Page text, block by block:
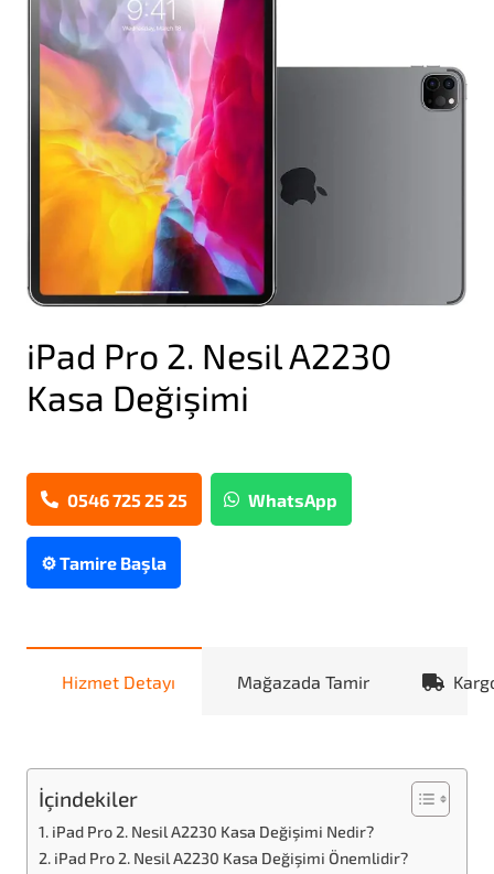
iPad Pro 2. Nesil A2230
Kasa Değişimi
0546 725 25 25 WhatsApp
⚙️ Tamire Başla
Hizmet Detayı Mağazada Tamir
İçindekiler
iPad Pro 2. Nesil A2230 Kasa Değişimi Nedir?
iPad Pro 2. Nesil A2230 Kasa Değişimi Önemlidir?